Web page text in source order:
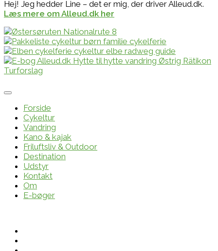
Hej! Jeg hedder Line – det er mig, der driver Alleud.dk.
Læs mere om Alleud.dk her
Forside
Cykeltur
Vandring
Kano & kajak
Friluftsliv & Outdoor
Destination
Udstyr
Kontakt
Om
E-bøger